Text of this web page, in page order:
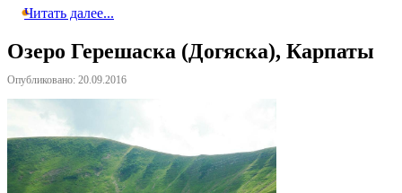
Читать далее...
Озеро Герешаска (Догяска), Карпаты
Опубликовано: 20.09.2016